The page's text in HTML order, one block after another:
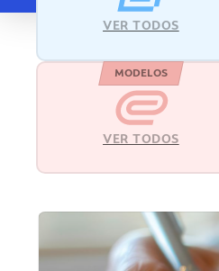
VER TODOS
MODELOS
VER TODOS